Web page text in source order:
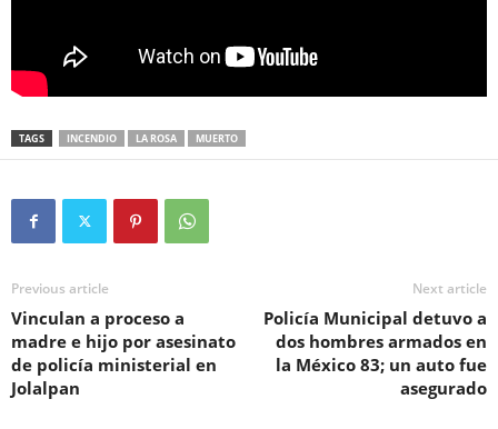
TAGS INCENDIO LA ROSA MUERTO
Previous article
Vinculan a proceso a
madre e hijo por asesinato
de policía ministerial en
Jolalpan
Next article
Policía Municipal detuvo a
dos hombres armados en
la México 83; un auto fue
asegurado